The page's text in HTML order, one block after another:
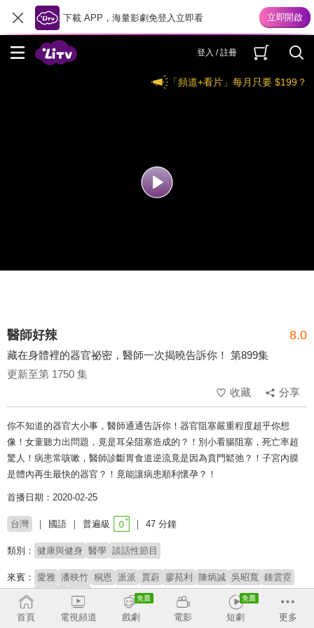
下載 APP，海量影劇免登入立即看
登入 / 註冊
「頻道+看片」每月只要 $199？
醫師好辣 8.0
藏在身體裡的器官祕密，醫師一次揭曉告訴你！ 第899集
更新至第 1750 集
收藏
分享
你不知道的器官大小事，醫師通通告訴你！器官阻塞嚴重程度超乎你想
像！女童聽力出問題，竟是耳朵阻塞造成的？！別小看腸阻塞，死亡率超
驚人！病患常咳嗽，醫師診斷胃食道逆流竟是因為賁門鬆弛？！子宮內膜
是體內再生最快的器官？！竟能讓病患順利懷孕？！
首播日期：2020-02-25
台灣 國語 普遍級 47 分鐘
類別： 健康與健身 醫學 談話性節目
來賓： 愛雅 潘映竹 桐恩 派派 賈蔚 廖苑利 陳炳諴 吳昭寬 鍾雲霓
五熊
主持：
首頁 電視頻道 戲劇 電影 短劇 更多